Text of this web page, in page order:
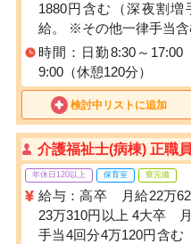
1880円含む（深夜割
給。 ※その他一律手当含
時間：日勤8:30～
9:00（休憩120分）
検討中リストに追加
介護福祉士(病棟) 正職員
年休日120以上 保育室 寮完備
給与：高卒 月給22万
23万310円以上 4大卒
手当4回分4万120円含む